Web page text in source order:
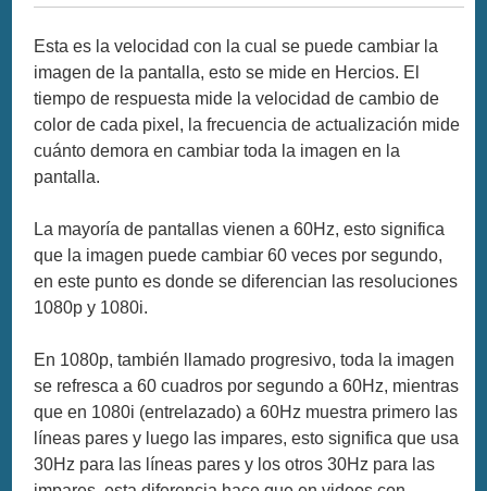
Esta es la velocidad con la cual se puede cambiar la
imagen de la pantalla, esto se mide en Hercios. El
tiempo de respuesta mide la velocidad de cambio de
color de cada pixel, la frecuencia de actualización mide
cuánto demora en cambiar toda la imagen en la
pantalla.
La mayoría de pantallas vienen a 60Hz, esto significa
que la imagen puede cambiar 60 veces por segundo,
en este punto es donde se diferencian las resoluciones
1080p y 1080i.
En 1080p, también llamado progresivo, toda la imagen
se refresca a 60 cuadros por segundo a 60Hz, mientras
que en 1080i (entrelazado) a 60Hz muestra primero las
líneas pares y luego las impares, esto significa que usa
30Hz para las líneas pares y los otros 30Hz para las